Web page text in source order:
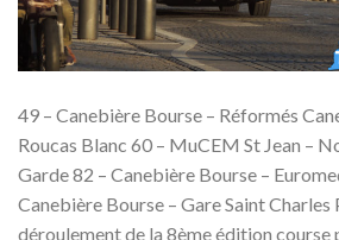
49 – Canebière Bourse – Réformés
Roucas Blanc 60 – MuCEM St Jean –
Garde 82 – Canebière Bourse –
Canebière Bourse – Gare Saint
déroulement de la 8ème édition course